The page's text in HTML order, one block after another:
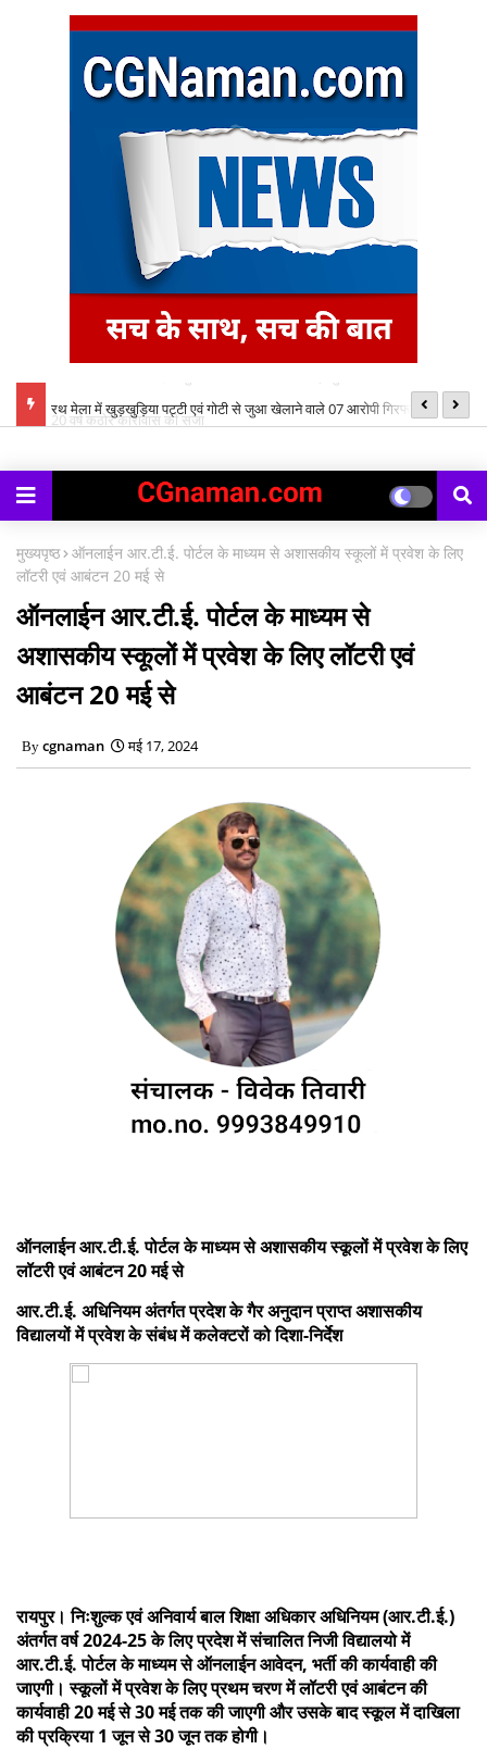
को रथ मेला में खुड़खुड़िया पट्टी एवं गोटी से जुआ खेलाने वाले 07 आरोपी गिरफ्तार
मुख्यपृष्ठ ऑनलाईन आर.टी.ई. पोर्टल के माध्यम से अशासकीय स्कूलों में प्रवेश के लिए
लॉटरी एवं आबंटन 20 मई से
ऑनलाईन आर.टी.ई. पोर्टल के माध्यम से
अशासकीय स्कूलों में प्रवेश के लिए लॉटरी एवं
आबंटन 20 मई से
cgnaman मई 17, 2024
ऑनलाईन आर.टी.ई. पोर्टल के माध्यम से अशासकीय स्कूलों में प्रवेश के लिए
लॉटरी एवं आबंटन 20 मई से
आर.टी.ई. अधिनियम अंतर्गत प्रदेश के गैर अनुदान प्राप्त अशासकीय
विद्यालयों में प्रवेश के संबंध में कलेक्टरों को दिशा-निर्देश
रायपुर। निःशुल्क एवं अनिवार्य बाल शिक्षा अधिकार अधिनियम (आर.टी.ई.)
अंतर्गत वर्ष 2024-25 के लिए प्रदेश में संचालित निजी विद्यालयो में
आर.टी.ई. पोर्टल के माध्यम से ऑनलाईन आवेदन, भर्ती की कार्यवाही की
जाएगी। स्कूलों में प्रवेश के लिए प्रथम चरण में लॉटरी एवं आबंटन की
कार्यवाही 20 मई से 30 मई तक की जाएगी और उसके बाद स्कूल में दाखिला
की प्रक्रिया 1 जून से 30 जून तक होगी।